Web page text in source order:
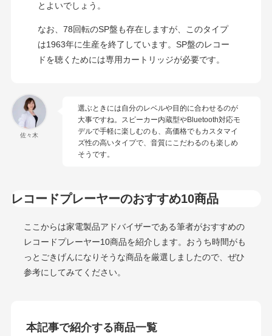
とよいでしょう。
なお、78回転のSP盤も存在しますが、このタイプ
は1963年に生産を終了しています。SP盤のレコー
ドを聴くためには専用カートリッジが必要です。
佐々木
選ぶときには自分のレベルや目的に合わせるのが
大事ですね。スピーカー内蔵型やBluetooth対応モ
デルで手軽に楽しむのも、高価格でもカスタマイ
ズ性の高いタイプで、音質にこだわるのも楽しめ
そうです。
レコードプレーヤーのおすすめ10商品
ここからは家電製品アドバイザーである筆者がおすすめの
レコードプレーヤー10商品を紹介します。おうち時間がも
っとごきげんになりそうな商品を厳選しましたので、ぜひ
参考にしてみてください。
本記事で紹介する商品一覧